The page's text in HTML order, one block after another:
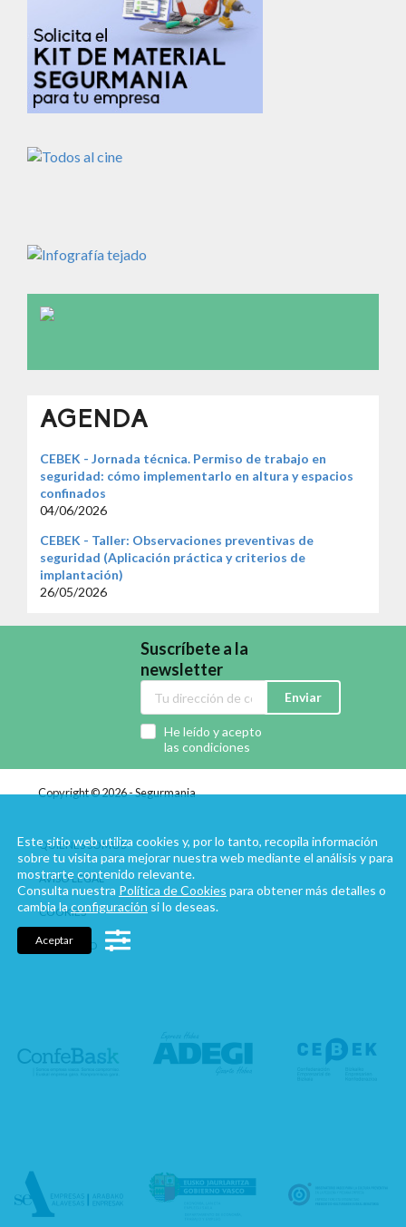
AGENDA
CEBEK - Jornada técnica. Permiso de trabajo en
seguridad: cómo implementarlo en altura y espacios
confinados
04/06/2026
CEBEK - Taller: Observaciones preventivas de
seguridad (Aplicación práctica y criterios de
implantación)
26/05/2026
Suscríbete a la
newsletter
Enviar
He leído y acepto
las condiciones
Copyright © 2026 - Segurmania
QUIÉNES SOMOS
AVISO LEGAL
COOKIES
CONTACTO
Este sitio web utiliza cookies y, por lo tanto, recopila información
sobre tu visita para mejorar nuestra web mediante el análisis y para
mostrarte contenido relevante.
Consulta nuestra Política de Cookies para obtener más detalles o
cambia laconfiguración si lo deseas.
Aceptar